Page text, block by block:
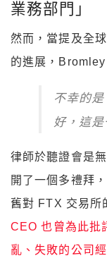
業務部門」
然而，當提及全
的進展，Bromley
不幸的
好，這
律師於聽證會是
開了一個多禮拜
舊對 FTX 交易所
CEO 也曾為此批
亂、失敗的公司